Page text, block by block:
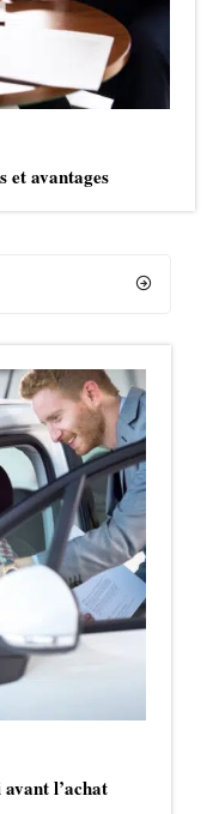
et avantages
l’achat